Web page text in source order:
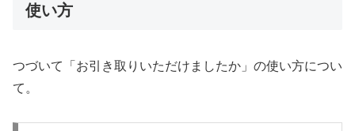
使い方
つづいて「お引き取りいただけましたか」の使い方につい
て。